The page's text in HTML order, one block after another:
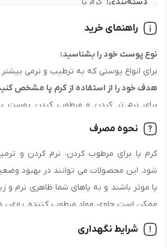
برای خرید عمده محصول
کننده میخچه پا طرح قدیم 1404 حجم 30 میل هیدرودرم
90008472
تماس بگیرید.
جهت دریافت نمایندگی و پخش محصول
هیدرودرمدر اصفهان، تهران، مشهد، شیراز،
شماره 90008472
تماس بگیرید و اطلاعات
تأمین محصولات را دریافت کنید.
مدت نگهداری: 36 ماه
جنسیت: عمومی
رده سنی: جوان , بزرگسال
شرکت صاحب امتیاز: پارس حیان
صادرکننده مجوز: وزارت بهداشت و سازمان
بارکد: 6260147701664
راهنمای خرید
نوع پوست خود را بشناسید:
برای انواع پوستی که به ترطیب و نرمی بیشتر
هدف خود را از استفاده از کرم پا مشخص
برای نرم تر کردن و مرطوب کردن پوست
ترکیبات مرطوب کننده، تقویت کننده و آبرسان
مواد تشکیل دهنده را بررسی کنید:
به دنبال کرم پا حاوی روغن های گیاهی،
آنتی اکسیدان برای تغذیه و نرمی پوست
نحوه مصرف
کرم پا برای مرطوب کردن، نرم کردن و
شود. این محصولات می توانند در بهبود
پا موثر باشند و به پاهای شما ظاهری نرم و
ممکن است حاوی مواد مرطوب کننده، روغن
پوستی باشند که به بهبود وضعیت پوست
نکات مهم:
شرایط نگهداری